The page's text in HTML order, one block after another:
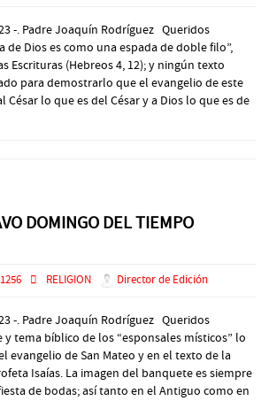
-. Padre Joaquín Rodríguez Queridos
de Dios es como una espada de doble filo”,
Escrituras (Hebreos 4, 12); y ningún texto
para demostrarlo que el evangelio de este
César lo que es del César y a Dios lo que es de
DOMINGO DEL TIEMPO
1256 RELIGION Director de Edición
-. Padre Joaquín Rodríguez Queridos
y tema bíblico de los “esponsales místicos” lo
evangelio de San Mateo y en el texto de la
Isaías. La imagen del banquete es siempre
de bodas; así tanto en el Antiguo como en